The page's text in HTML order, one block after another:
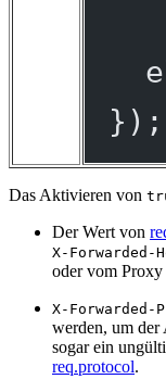
});
Das Aktivieren von
Der Wert von
X-Forwarded-
oder vom Proxy
X-Forwarded-
werden, um der
sogar ein
req.protocol.